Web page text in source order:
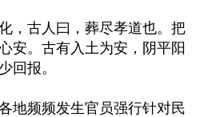
，古人曰，葬尽孝道也。把
安。古有入土为安，阴平阳
回报。
地频频发生官员强行针对民